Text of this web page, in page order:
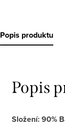
Popis produktu
Popis
Složení: 90%